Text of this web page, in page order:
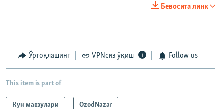
Бевосита линк
Ўртоқлашинг VPNсиз ўқиш Follow us
This item is part of
Кун мавзулари OzodNazar